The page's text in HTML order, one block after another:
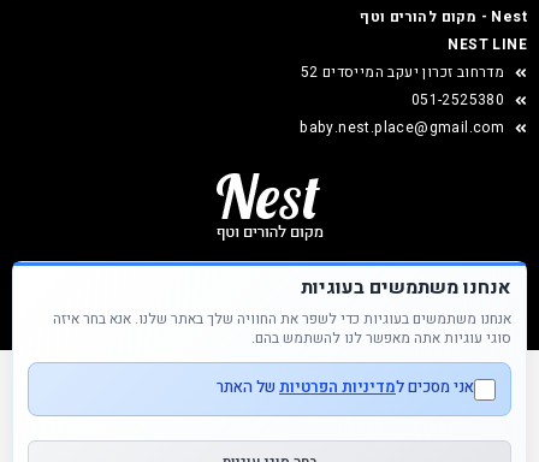
Nest - מקום להורים וטף
NEST LINE
מדרחוב זכרון יעקב המייסדים 52
051-2525380
baby.nest.place@gmail.com
Nest &copy כל הזכויות שמורות
אנחנו משתמשים בעוגיות
אנחנו משתמשים בעוגיות כדי לשפר את החוויה שלך באתר שלנו. אנא בחר איזה
סוגי עוגיות אתה מאפשר לנו להשתמש בהם.
אני מסכים למדיניות הפרטיות של האתר